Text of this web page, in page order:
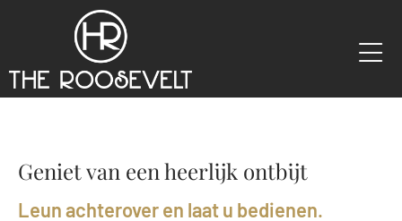
Geniet van een heerlijk ontbijt
Leun achterover en laat u bedienen.